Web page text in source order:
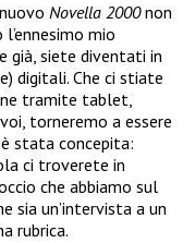
Novella 2000non
mio
già, siete diventati in
digitali. Che ci stiate
tramite tablet,
torneremo a essere
stata concepita:
ci troverete in
che abbiamo sul
sia un’intervista a un
rubrica.